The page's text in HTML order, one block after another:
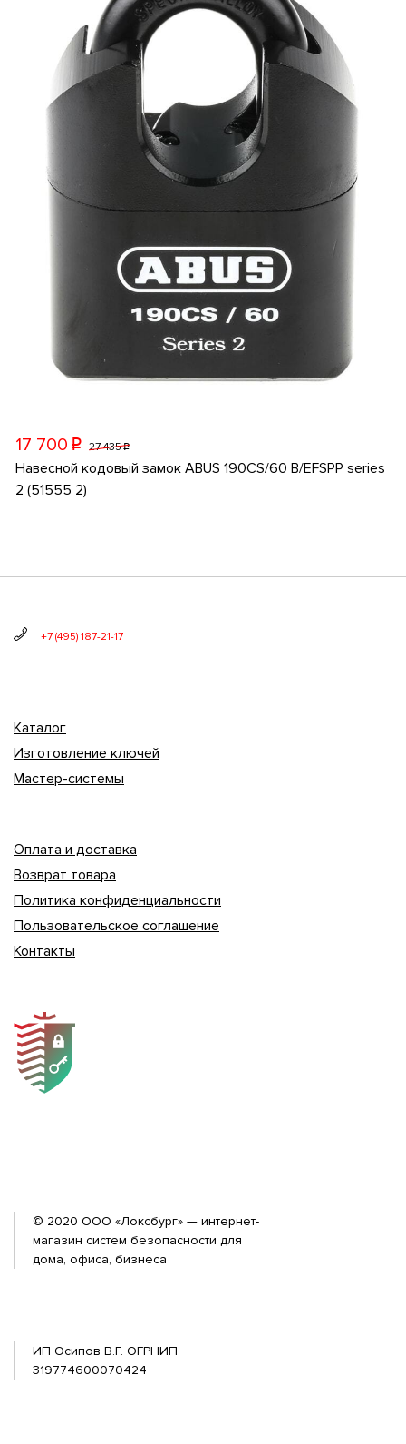
17 700 p 27 435p
Навесной кодовый замок ABUS 190CS/60 B/EFSPP series
2 (51555 2)
+7 (495) 187-21-17
Каталог
Изготовление ключей
Мастер-системы
Оплата и доставка
Возврат товара
Политика конфиденциальности
Пользовательское соглашение
Контакты
© 2020 ООО «Локсбург» — интернет-
магазин систем безопасности для
дома, офиса, бизнеса
ИП Осипов В.Г. ОГРНИП
319774600070424